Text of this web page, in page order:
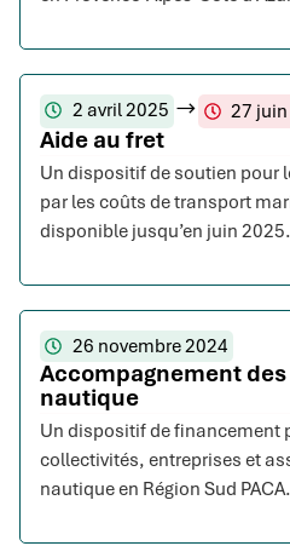
2 avril 2025 27
Aide au fret
Un dispositif de soutien pour
par les coûts de transport
disponible jusqu’en juin 2025.
26 novembre 2024
Accompagnement
nautique
Un dispositif de financement
collectivités, entreprises et
nautique en Région Sud PACA.